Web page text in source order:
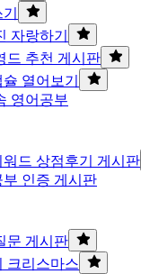
자랑하기
드 추천 게시판
열어보기
영어공부
워드 상점후기 게시판
부 인증 게시판
문 게시판
크리스마스